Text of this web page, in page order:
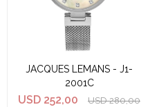
JACQUES LEMANS - J1-
2001C
USD 252,00 USD 280,00